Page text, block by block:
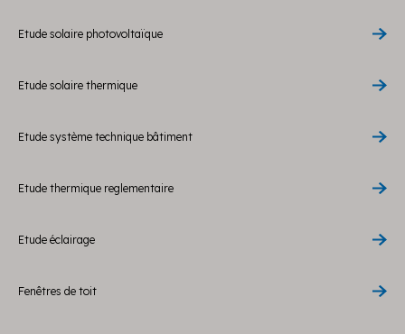
Etude solaire photovoltaïque
Etude solaire thermique
Etude système technique bâtiment
Etude thermique reglementaire
Etude éclairage
Fenêtres de toit